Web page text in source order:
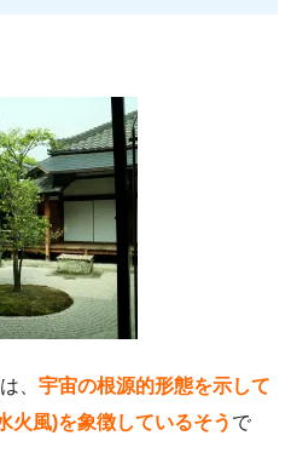
、 宇宙の根源的形態を示して
火風)を象徴しているそう で